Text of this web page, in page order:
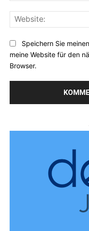
Speichern Sie
meine Website für den
Browser.